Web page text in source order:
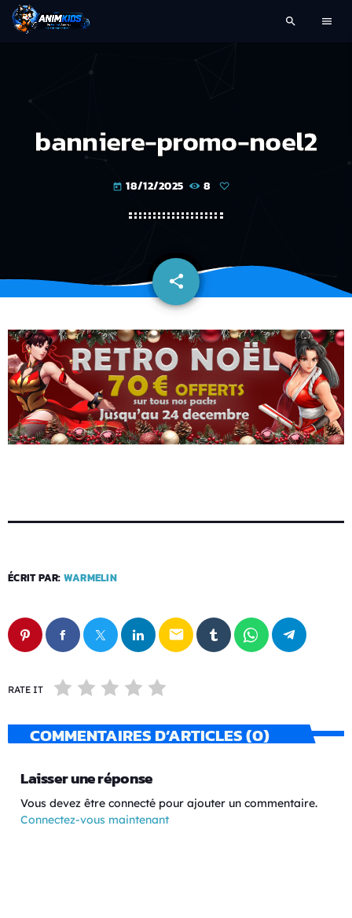
search menu
banniere-promo-noel2
today 18/12/2025 8
share
email
ÉCRIT PAR: WARMELIN
email
RATE IT
COMMENTAIRES D’ARTICLES (0)
Laisser une réponse
Vous devez être connecté pour ajouter un commentaire.
Connectez-vous maintenant